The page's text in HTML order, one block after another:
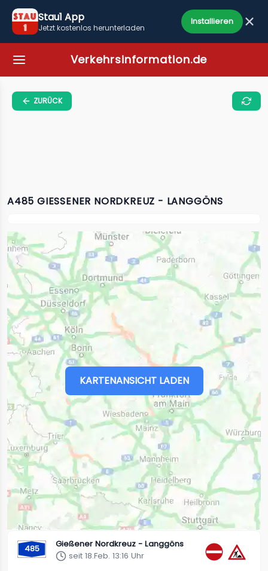
Stau1 App
Jetzt kostenlos herunterladen
Installieren
Verkehrsinformation.de
ZURÜCK
A485 GIESSENER NORDKREUZ - LANGGÖNS
KARTENANSICHT LADEN
485
Gießener Nordkreuz - Langgöns
seit 18.Feb. 13:16 Uhr